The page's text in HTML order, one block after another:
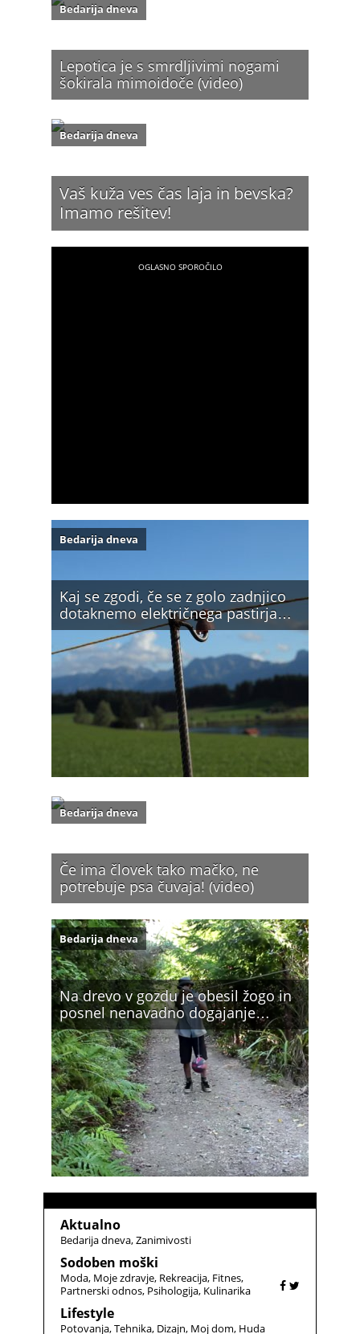
Lepotica je s smrdljivimi nogami
šokirala mimoidoče (video)
Bedarija dneva
Vaš kuža ves čas laja in bevska?
Imamo rešitev!
Bedarija dneva
Kaj se zgodi, če se z golo zadnjico
dotaknemo električnega pastirja…
Bedarija dneva
Če ima človek tako mačko, ne
potrebuje psa čuvaja! (video)
Bedarija dneva
Na drevo v gozdu je obesil žogo in
posnel nenavadno dogajanje…
Bedarija dneva
Aktualno
Bedarija dneva Zanimivosti
Sodoben moški
Moda Moje zdravje Rekreacija Fitnes
Partnerski odnos Psihologija Kulinarika
Lifestyle
Potovanja Tehnika Dizajn Moj dom Huda